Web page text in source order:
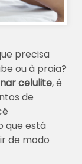
precisa
ou à praia?
celulite, é
de
que está
de modo